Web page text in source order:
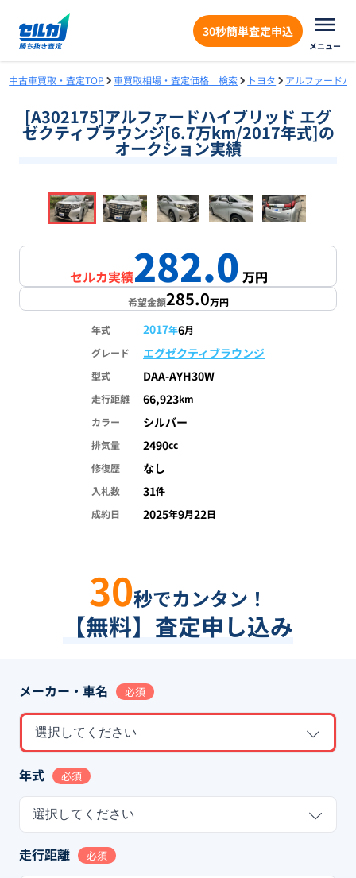
30秒簡単査定申込
メニュー
中古車買取・査定TOP 車買取相場・査定価格 検索 トヨタ アルファードハ
[A302175]アルファードハイブリッド エグ
ゼクティブラウンジ[6.7万km/2017年式]の
オークション実績
1/18
セルカ実績282.0万円
希望金額285.0万円
年式 2017年6月
グレード
エグゼクティブラウンジ
型式 DAA-AYH30W
走行距離 66,923km
カラー
シルバー
排気量 2490cc
修復歴
なし
入札数 31件
成約日
2025年9月22日
30秒でカンタン！
【無料】査定申し込み
メーカー・車名 必須
選択してください
年式 必須
選択してください
走行距離 必須